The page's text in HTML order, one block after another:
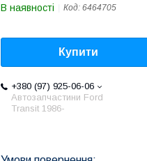
В наявності Код: 6464705
Купити
+380 (97) 925-06-06
Автозапчастини Ford
Transit 1986-